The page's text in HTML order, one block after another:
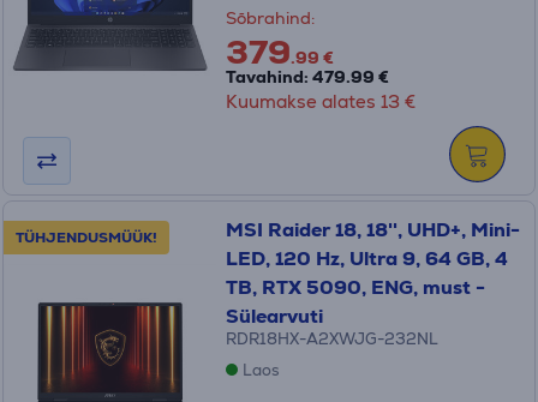
Sõbrahind:
379.99 €
Tavahind: 479.99 €
Kuumakse alates 13 €
TÜHJENDUSMÜÜK!
MSI Raider 18, 18'', UHD+, Mini-
LED, 120 Hz, Ultra 9, 64 GB, 4
TB, RTX 5090, ENG, must -
Sülearvuti
RDR18HX-A2XWJG-232NL
Laos